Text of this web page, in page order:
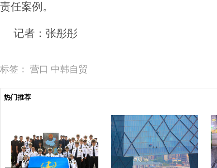
责任案例。
记者：张彤彤
标签： 营口 中韩自贸
热门推荐